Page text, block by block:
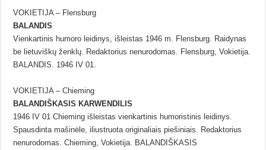
VOKIETIJA – Flensburg
BALANDIS
Vienkartinis humoro leidinys, išleistas 1946 m. Flensburg. Raidynas
be lietuviškų ženklų. Redaktorius nenurodomas. Flensburg, Vokietija.
BALANDIS. 1946 IV 01.
VOKIETIJA – Chieming
BALANDIŠKASIS KARWENDILIS
1946 IV 01 Chieming išleistas vienkartinis humoristinis leidinys.
Spausdinta mašinėle, iliustruota originaliais piešiniais. Redaktorius
nenurodomas. Chieming, Vokietija. BALANDIŠKASIS